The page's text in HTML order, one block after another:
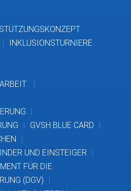
INKLUSIONSTURNIERE
GVSH BLUE CARD
UND EINSTEIGER
FÜR DIE
(DGV)